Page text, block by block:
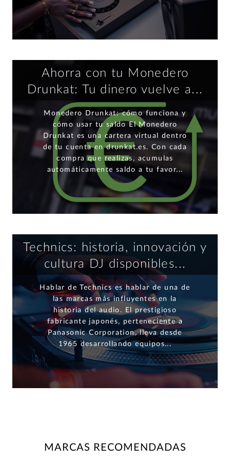
Ahorra con tu Monedero
Drunkat: Tu dinero vuelve a...
Monedero Drunkat: cómo funciona y
cómo usar tu saldo El Monedero
Drunkat es una cartera virtual dentro
de tu cuenta en drunkat.es. Con cada
compra que realizas, acumulas
automáticamente saldo a tu favor...
Technics: historia, innovación y
cultura DJ disponibles...
Hablar de Technics es hablar de una de
las marcas más influyentes en la
historia del audio. El prestigioso
fabricante japonés, perteneciente a
Panasonic Corporation, lleva desde
1965 desarrollando equipos...
MARCAS RECOMENDADAS